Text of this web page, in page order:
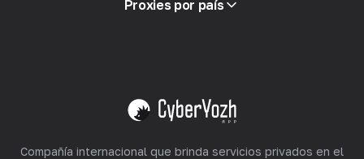
Reventa
Proxies por país
Ver todo
Compañía internacional que brinda servicios privados en el